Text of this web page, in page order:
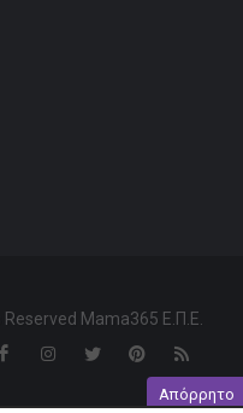
Mama365 Ε.Π.Ε.
Απόρρητο